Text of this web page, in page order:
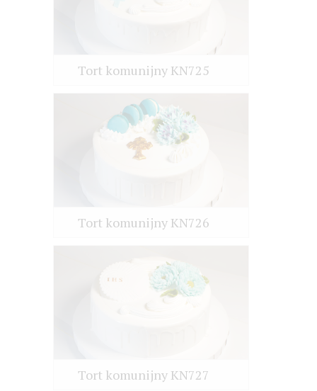
Tort komunijny KN725
Tort komunijny KN726
Tort komunijny KN727